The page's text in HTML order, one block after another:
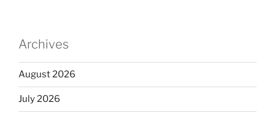
Archives
August 2026
July 2026